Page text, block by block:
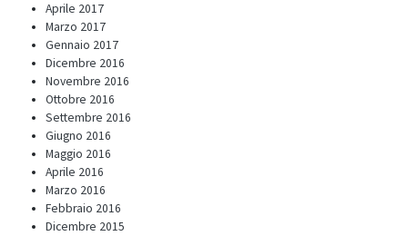
Aprile 2017
Marzo 2017
Gennaio 2017
Dicembre 2016
Novembre 2016
Ottobre 2016
Settembre 2016
Giugno 2016
Maggio 2016
Aprile 2016
Marzo 2016
Febbraio 2016
Dicembre 2015